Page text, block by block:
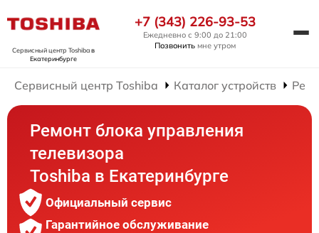
Сервисный центр Toshibaв
Екатеринбурге
+7 (343) 226-93-53
Ежедневно с 9:00 до 21:00
Позвонить мне утром
Сервисный центр Toshiba Каталог устройств
Ремонт блока управления
телевизора
Toshiba в Екатеринбурге
Официальный сервис
Гарантийное обслуживание